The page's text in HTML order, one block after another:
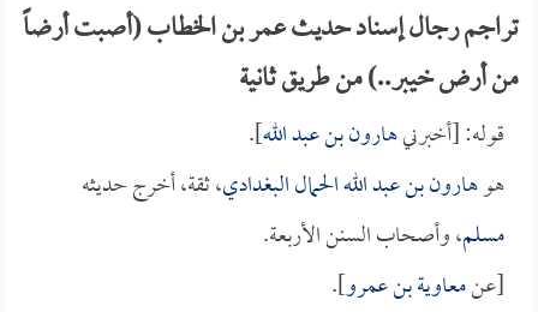
تراجم رجال إسناد حديث عمر بن الخطاب (أصبت أرضاً
من أرض خيبر..) من طريق ثانية
قوله: [أخبرنيهارون بن عبد الله].
هوهارون بن عبد الله الحمال البغدادي، ثقة، أخرج حديثه
مسلم، وأصحاب السنن الأربعة.
[عنمعاوية بن عمرو].